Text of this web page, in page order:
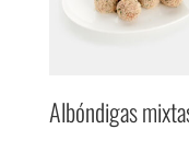
Albóndigas